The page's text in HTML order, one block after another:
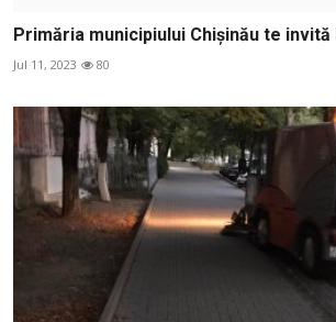
Primăria municipiului Chișinău te invită
Jul 11, 2023 80